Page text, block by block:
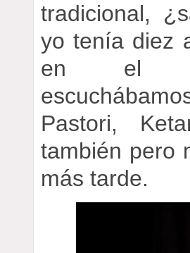
tradicional,
yo tenía diez
en el
Pastori,
también pero
más tarde.